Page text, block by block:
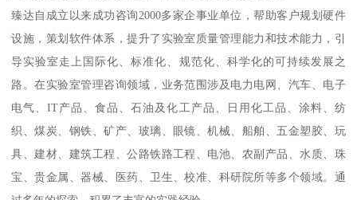
臻达自成立以来成功咨询2000多家企事业单位，帮助客户规划硬件
设施，策划软件体系，提升了实验室质量管理能力和技术能力，引
导实验室走上国际化、标准化、规范化、科学化的可持续发展之
路。在实验室管理咨询领域，业务范围涉及电力电网、汽车、电子
电气、IT产品、食品、石油及化工产品、日用化工品、涂料、纺
织、煤炭、钢铁、矿产、玻璃、眼镜、机械、船舶、五金塑胶、玩
具、建材、建筑工程、公路铁路工程、电池、农副产品、水质、珠
宝、贵金属、器械、医药、卫生、校准、科研院所等多个领域。通